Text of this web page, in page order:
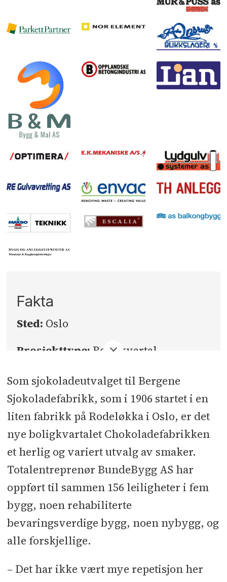
Fakta
Sted: Oslo
Prosjekttype: Boligkvartal
Kontraktsum:353 millioner kroner
Bruttoareal:19.600 kvm
Byggherre:Chokoladefabrikken
Utbyggingsselskap (Otium Bolig,
Bunde Eiendom, Brødrene Jensen)
Byggeledelse:Bunde Eiendom
Totalentreprenør:BundeBygg
Arkitekt:Narud Stokke Wiig
Landskapsarkitekt:Gullik Gulliksen
Som sjokoladeutvalget til Bergene
Sjokoladefabrikk, som i 1906 startet i en
liten fabrikk på Rodeløkka i Oslo, er det
nye boligkvartalet Chokoladefabrikken
et herlig og variert utvalg av smaker.
Totalentreprenør BundeBygg AS har
oppført til sammen 156 leiligheter i fem
bygg, noen rehabiliterte
bevaringsverdige bygg, noen nybygg, og
alle forskjellige.
– Det har ikke vært mye repetisjon her